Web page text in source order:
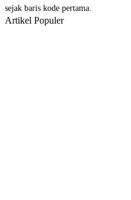
sejak baris kode pertama.
Artikel Populer